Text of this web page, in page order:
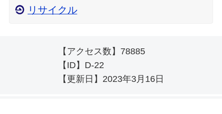
リサイクル
【アクセス数】 78885
【ID】 D-22
【更新日】 2023年3月16日